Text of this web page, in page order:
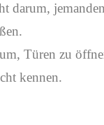
darum, jemanden
Türen zu
kennen.